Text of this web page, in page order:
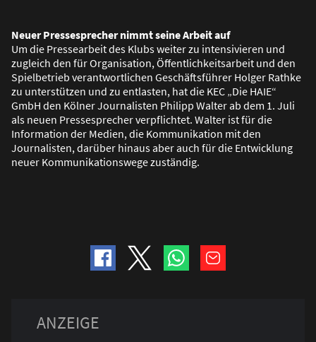
Neuer Pressesprecher nimmt seine Arbeit auf
Um die Pressearbeit des Klubs weiter zu intensivieren und
zugleich den für Organisation, Öffentlichkeitsarbeit und den
Spielbetrieb verantwortlichen Geschäftsführer Holger Rathke
zu unterstützen und zu entlasten, hat die KEC „Die HAIE“
GmbH den Kölner Journalisten Philipp Walter ab dem 1. Juli
als neuen Pressesprecher verpflichtet. Walter ist für die
Information der Medien, die Kommunikation mit den
Journalisten, darüber hinaus aber auch für die Entwicklung
neuer Kommunikationswege zuständig.